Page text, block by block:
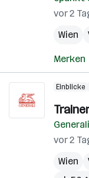
vor 2
Wien
Merken
Einblicke
vor 2
Wien